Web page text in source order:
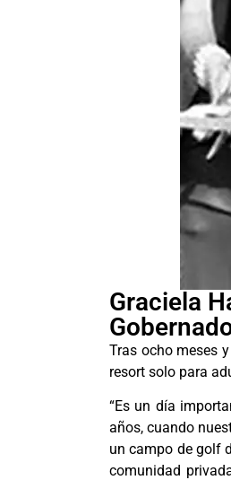
Graciela
Tras ocho meses
resort solo para
“Es un día
años, cuando
un campo de golf
comunidad